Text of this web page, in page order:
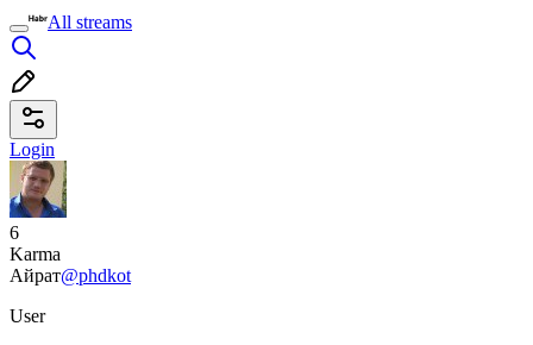
All streams
Login
6
Karma
Айрат@phdkot
User